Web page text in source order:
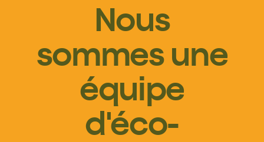
Nous
sommes une
équipe
d'éco-